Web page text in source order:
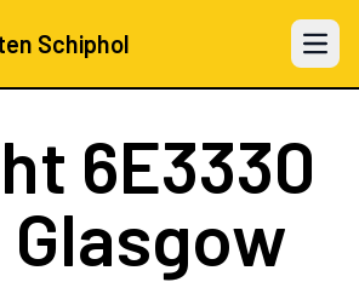
Schiphol Open
6E3330